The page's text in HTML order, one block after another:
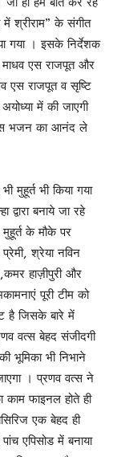
श्रीराम” के संगीत
गया । इसके निर्देशक
माधव एस राजपूत और
एस राजपूत व सृष्टि
में की जाएगी
भजन का आनंद ले
मुहूर्त भी किया गया
बनाये जा रहे
के मौके पर
श्रेया नविन
हाज़ीपुरी और
पूरी टीम को
है जिसके बारे में
वत्स बेहद संजीदगी
भूमिका भी निभाने
। प्रणव वत्स ने
काम फाइनल होते ही
एक बेहद ही
एपिसोड में बनाया